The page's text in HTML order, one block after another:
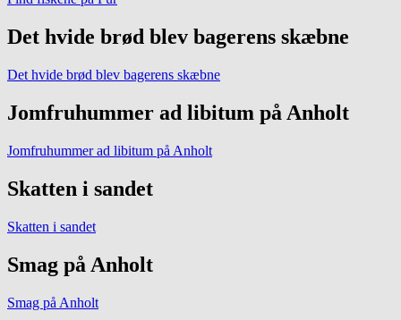
Det hvide brød blev bagerens skæbne
Det hvide brød blev bagerens skæbne
Jomfruhummer ad libitum på Anholt
Jomfruhummer ad libitum på Anholt
Skatten i sandet
Skatten i sandet
Smag på Anholt
Smag på Anholt